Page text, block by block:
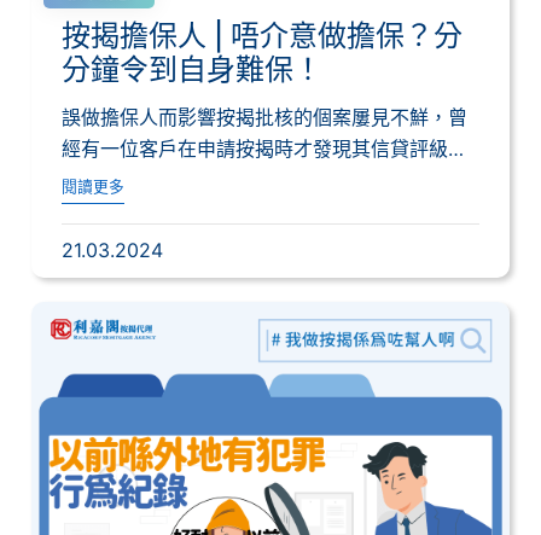
按揭擔保人 | 唔介意做擔保？分
分鐘令到自身難保！
誤做擔保人而影響按揭批核的個案屢見不鮮，曾
經有一位客戶在申請按揭時才發現其信貸評級跌
至II...
閱讀更多
21.03.2024